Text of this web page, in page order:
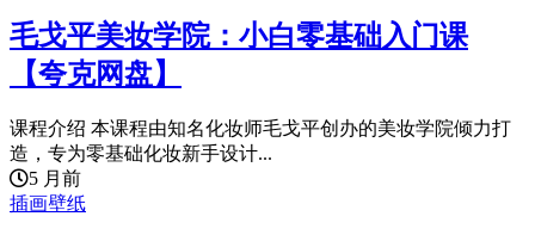
毛戈平美妆学院：小白零基础入门课
【夸克网盘】
课程介绍 本课程由知名化妆师毛戈平创办的美妆学院倾力打
造，专为零基础化妆新手设计...
5 月前
插画壁纸